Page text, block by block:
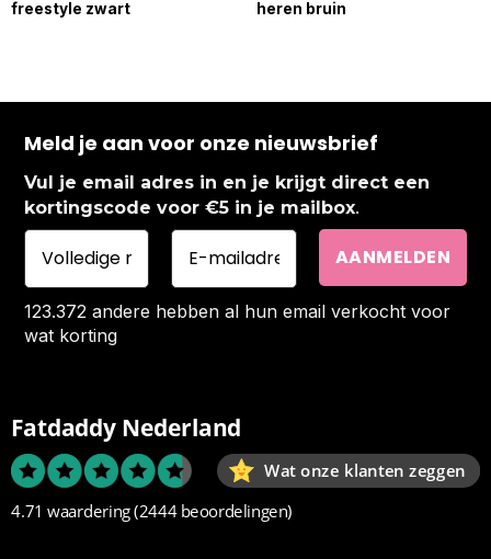
freestyle zwart heren bruin
Meld je aan voor onze nieuwsbrief
Vul je email adres in en je krijgt direct een
kortingscode voor €5 in je mailbox.
123.372 andere hebben al hun email verkocht voor
wat korting
Fatdaddy Nederland
Wat onze klanten zeggen
4.71 waardering(2444 beoordelingen)